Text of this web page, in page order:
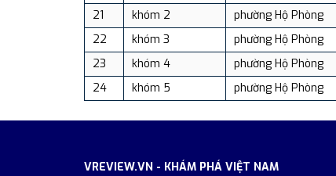
21
khóm 2 phường Hộ Phòng
22
khóm 3 phường Hộ Phòng
23
khóm 4 phường Hộ Phòng
24
khóm 5 phường Hộ Phòng
VREVIEW.VN - KHÁM PHÁ VIỆT NAM